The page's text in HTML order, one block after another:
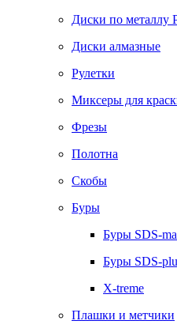
Диски по металлу
Диски алмазные
Рулетки
Миксеры для
Фрезы
Полотна
Скобы
Буры
Буры SDS-
Буры SDS-
X-treme
Плашки и метчики